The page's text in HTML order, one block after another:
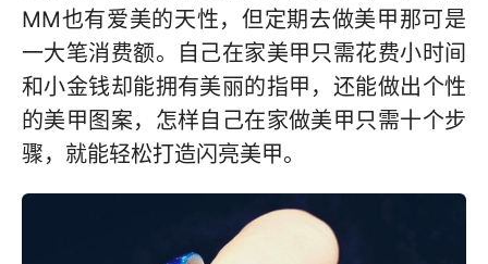
MM也有爱美的天性，但定期去做美甲那可是
一大笔消费额。自己在家美甲只需花费小时间
和小金钱却能拥有美丽的指甲，还能做出个性
的美甲图案，怎样自己在家做美甲只需十个步
骤，就能轻松打造闪亮美甲。